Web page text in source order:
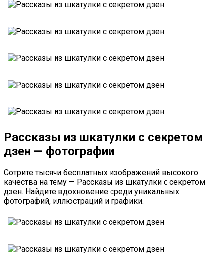
Рассказы из шкатулки с секретом
дзен — фотографии
Сотрите тысячи бесплатных изображений высокого
качества на тему — Рассказы из шкатулки с секретом
дзен. Найдите вдохновение среди уникальных
фотографий, иллюстраций и графики.